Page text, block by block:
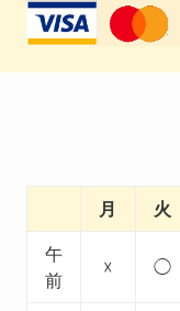
月 火
午
前
☓ ◯